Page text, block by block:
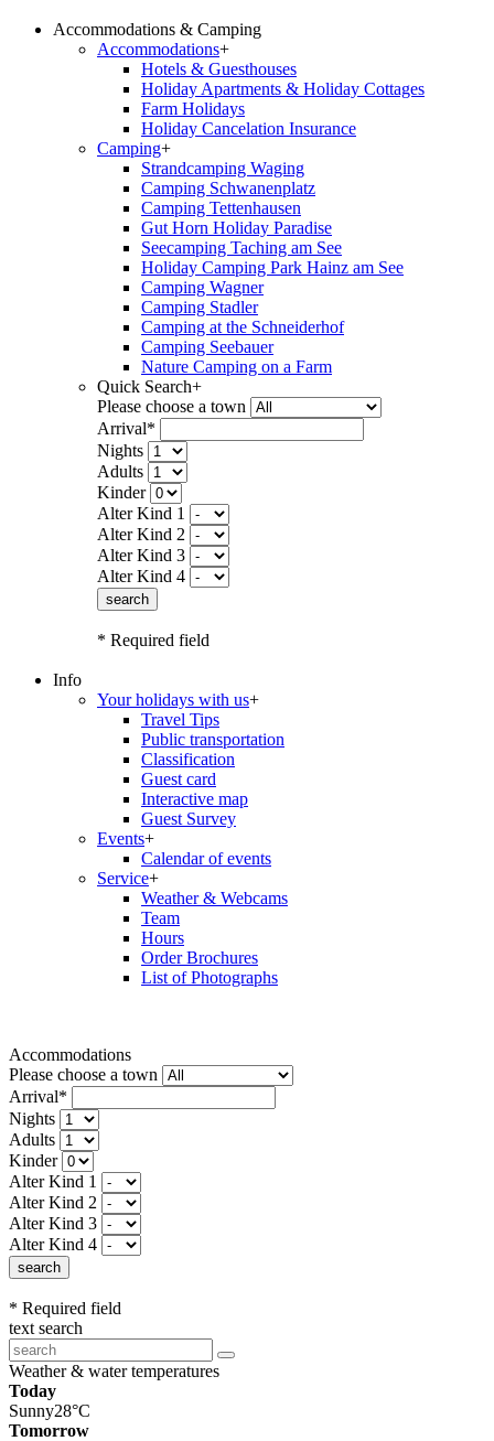
Accommodations & Camping
Accommodations+
Hotels & Guesthouses
Holiday Apartments & Holiday Cottages
Farm Holidays
Holiday Cancelation Insurance
Camping+
Strandcamping Waging
Camping Schwanenplatz
Camping Tettenhausen
Gut Horn Holiday Paradise
Seecamping Taching am See
Holiday Camping Park Hainz am See
Camping Wagner
Camping Stadler
Camping at the Schneiderhof
Camping Seebauer
Nature Camping on a Farm
Quick Search+
Please choose a town
Arrival*
Nights
Adults
Kinder
Alter Kind 1
Alter Kind 2
Alter Kind 3
Alter Kind 4
search
* Required field
Info
Your holidays with us+
Travel Tips
Public transportation
Classification
Guest card
Interactive map
Guest Survey
Events+
Calendar of events
Service+
Weather & Webcams
Team
Hours
Order Brochures
List of Photographs
Accommodations
Please choose a town
Arrival*
Nights
Adults
Kinder
Alter Kind 1
Alter Kind 2
Alter Kind 3
Alter Kind 4
search
* Required field
text search
Weather & water temperatures
Today
Sunny28°C
Tomorrow